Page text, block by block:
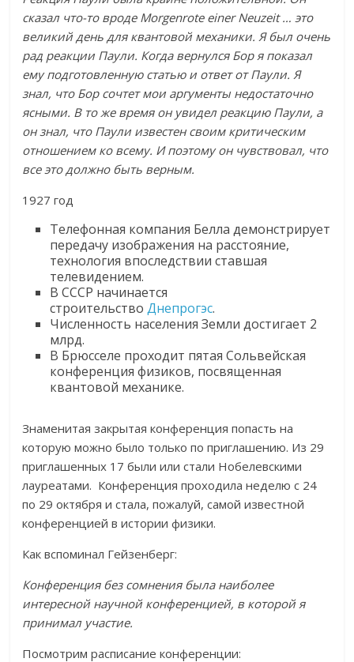
сказал что-то вроде Morgenrote einer Neuzeit … это
великий день для квантовой механики. Я был очень
рад реакции Паули. Когда вернулся Бор я показал
ему подготовленную статью и ответ от Паули. Я
знал, что Бор сочтет мои аргументы недостаточно
ясными. В то же время он увидел реакцию Паули, а
он знал, что Паули известен своим критическим
отношением ко всему. И поэтому он чувствовал, что
все это должно быть верным.
1927 год
Телефонная компания Белла демонстрирует
передачу изображения на расстояние,
технология впоследствии ставшая
телевидением.
В СССР начинается
строительствоДнепрогэс.
Численность населения Земли достигает 2
млрд.
В Брюсселе проходит пятая Сольвейская
конференция физиков, посвященная
квантовой механике.
Знаменитая закрытая конференция попасть на
которую можно было только по приглашению. Из 29
приглашенных 17 были или стали Нобелевскими
лауреатами. Конференция проходила неделю с 24
по 29 октября и стала, пожалуй, самой известной
конференцией в истории физики.
Как вспоминал Гейзенберг:
Конференция без сомнения была наиболее
интересной научной конференцией, в которой я
принимал участие.
Посмотрим расписание конференции: